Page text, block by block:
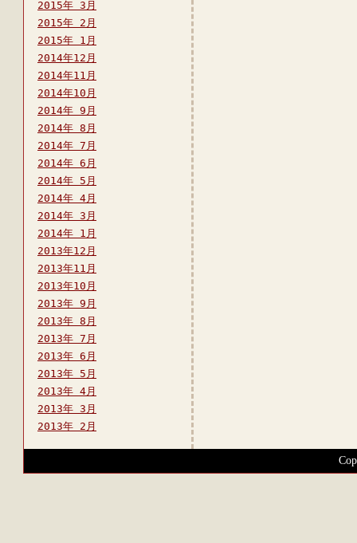
2015年 3月
2015年 2月
2015年 1月
2014年12月
2014年11月
2014年10月
2014年 9月
2014年 8月
2014年 7月
2014年 6月
2014年 5月
2014年 4月
2014年 3月
2014年 1月
2013年12月
2013年11月
2013年10月
2013年 9月
2013年 8月
2013年 7月
2013年 6月
2013年 5月
2013年 4月
2013年 3月
2013年 2月